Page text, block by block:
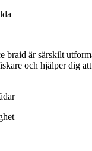
braid är särskilt
och hjälper dig